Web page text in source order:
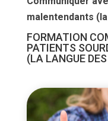
malentendants
FORMATION
PATIENTS
(LA LANGUE